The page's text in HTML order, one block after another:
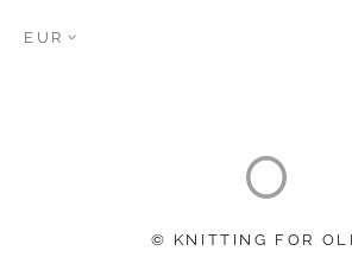
EUR
© KNITTING FOR